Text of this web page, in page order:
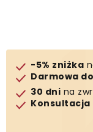
Kontakt
-5% zniżka
Darmowa
30 dni na
Konsultacja